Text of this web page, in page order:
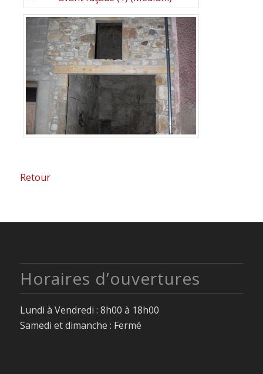
Retour
Horaires d’ouvertures
Lundi à Vendredi : 8h00 à 18h00
Samedi et dimanche : Fermé